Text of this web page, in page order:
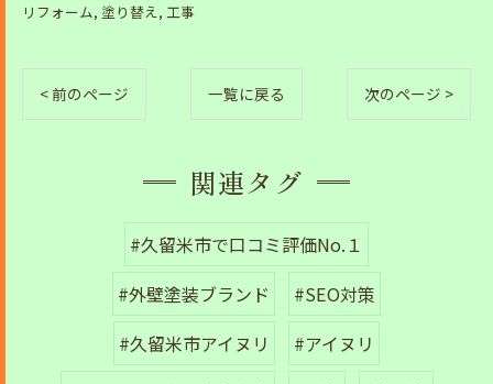
リフォーム 塗り替え 工事
< 前のページ 一覧に戻る 次のページ >
関連タグ
#久留米市で口コミ評価No.１
#外壁塗装ブランド
#SEO対策
#久留米市アイヌリ
#アイヌリ